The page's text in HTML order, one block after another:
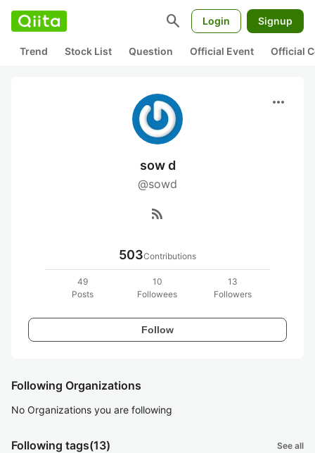
search Login Signup
Trend Stock List Question Official Event Official
more_horiz
sow d
@sowd
rss_feed
503Contributions
49
Posts
10
Followees
13
Followers
Follow
Following Organizations
No Organizations you are following
Following tags(13) See all